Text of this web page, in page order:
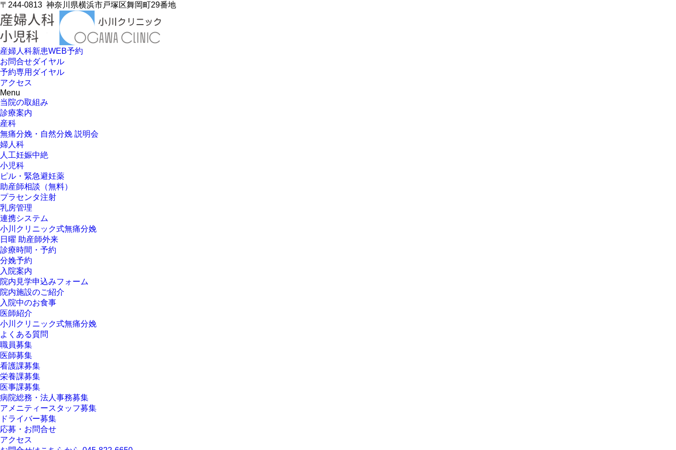
〒244-0813 神奈川県横浜市戸塚区舞岡町29番地
産婦人科新患WEB予約
お問合せダイヤル
予約専用ダイヤル
アクセス
Menu
当院の取組み
診療案内
産科
無痛分娩・自然分娩 説明会
婦人科
人工妊娠中絶
小児科
ピル・緊急避妊薬
助産師相談（無料）
プラセンタ注射
乳房管理
連携システム
小川クリニック式無痛分娩
日曜 助産師外来
診療時間・予約
分娩予約
入院案内
院内見学申込みフォーム
院内施設のご紹介
入院中のお食事
医師紹介
小川クリニック式無痛分娩
よくある質問
職員募集
医師募集
看護課募集
栄養課募集
医事課募集
病院総務・法人事務募集
アメニティースタッフ募集
ドライバー募集
応募・お問合せ
アクセス